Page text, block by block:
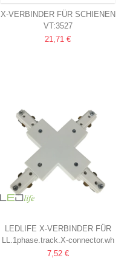
X-VERBINDER FÜR SCHIENEN
WEISS
VT:3527
21,71 €
LEDLIFE X-VERBINDER FÜR
SCHIENENSPOTS
WEISS, 1-PHASIG, 1F3W
LL.1phase.track.X-connector.wh
7,52 €